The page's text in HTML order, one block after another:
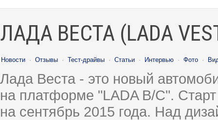
ЛАДА ВЕСТА (LADA
Новости · Отзывы · Тест-драйвы · Статьи · Интервью · Фото ·
Лада Веста - это новый
на платформе "LADA B/C".
на сентябрь 2015 года. Над